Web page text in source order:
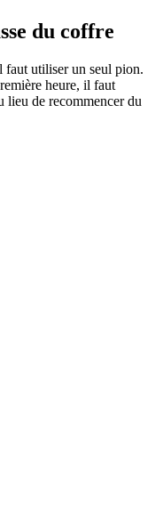
du coffre
faut utiliser un seul pion.
heure, il faut
lieu de recommencer du